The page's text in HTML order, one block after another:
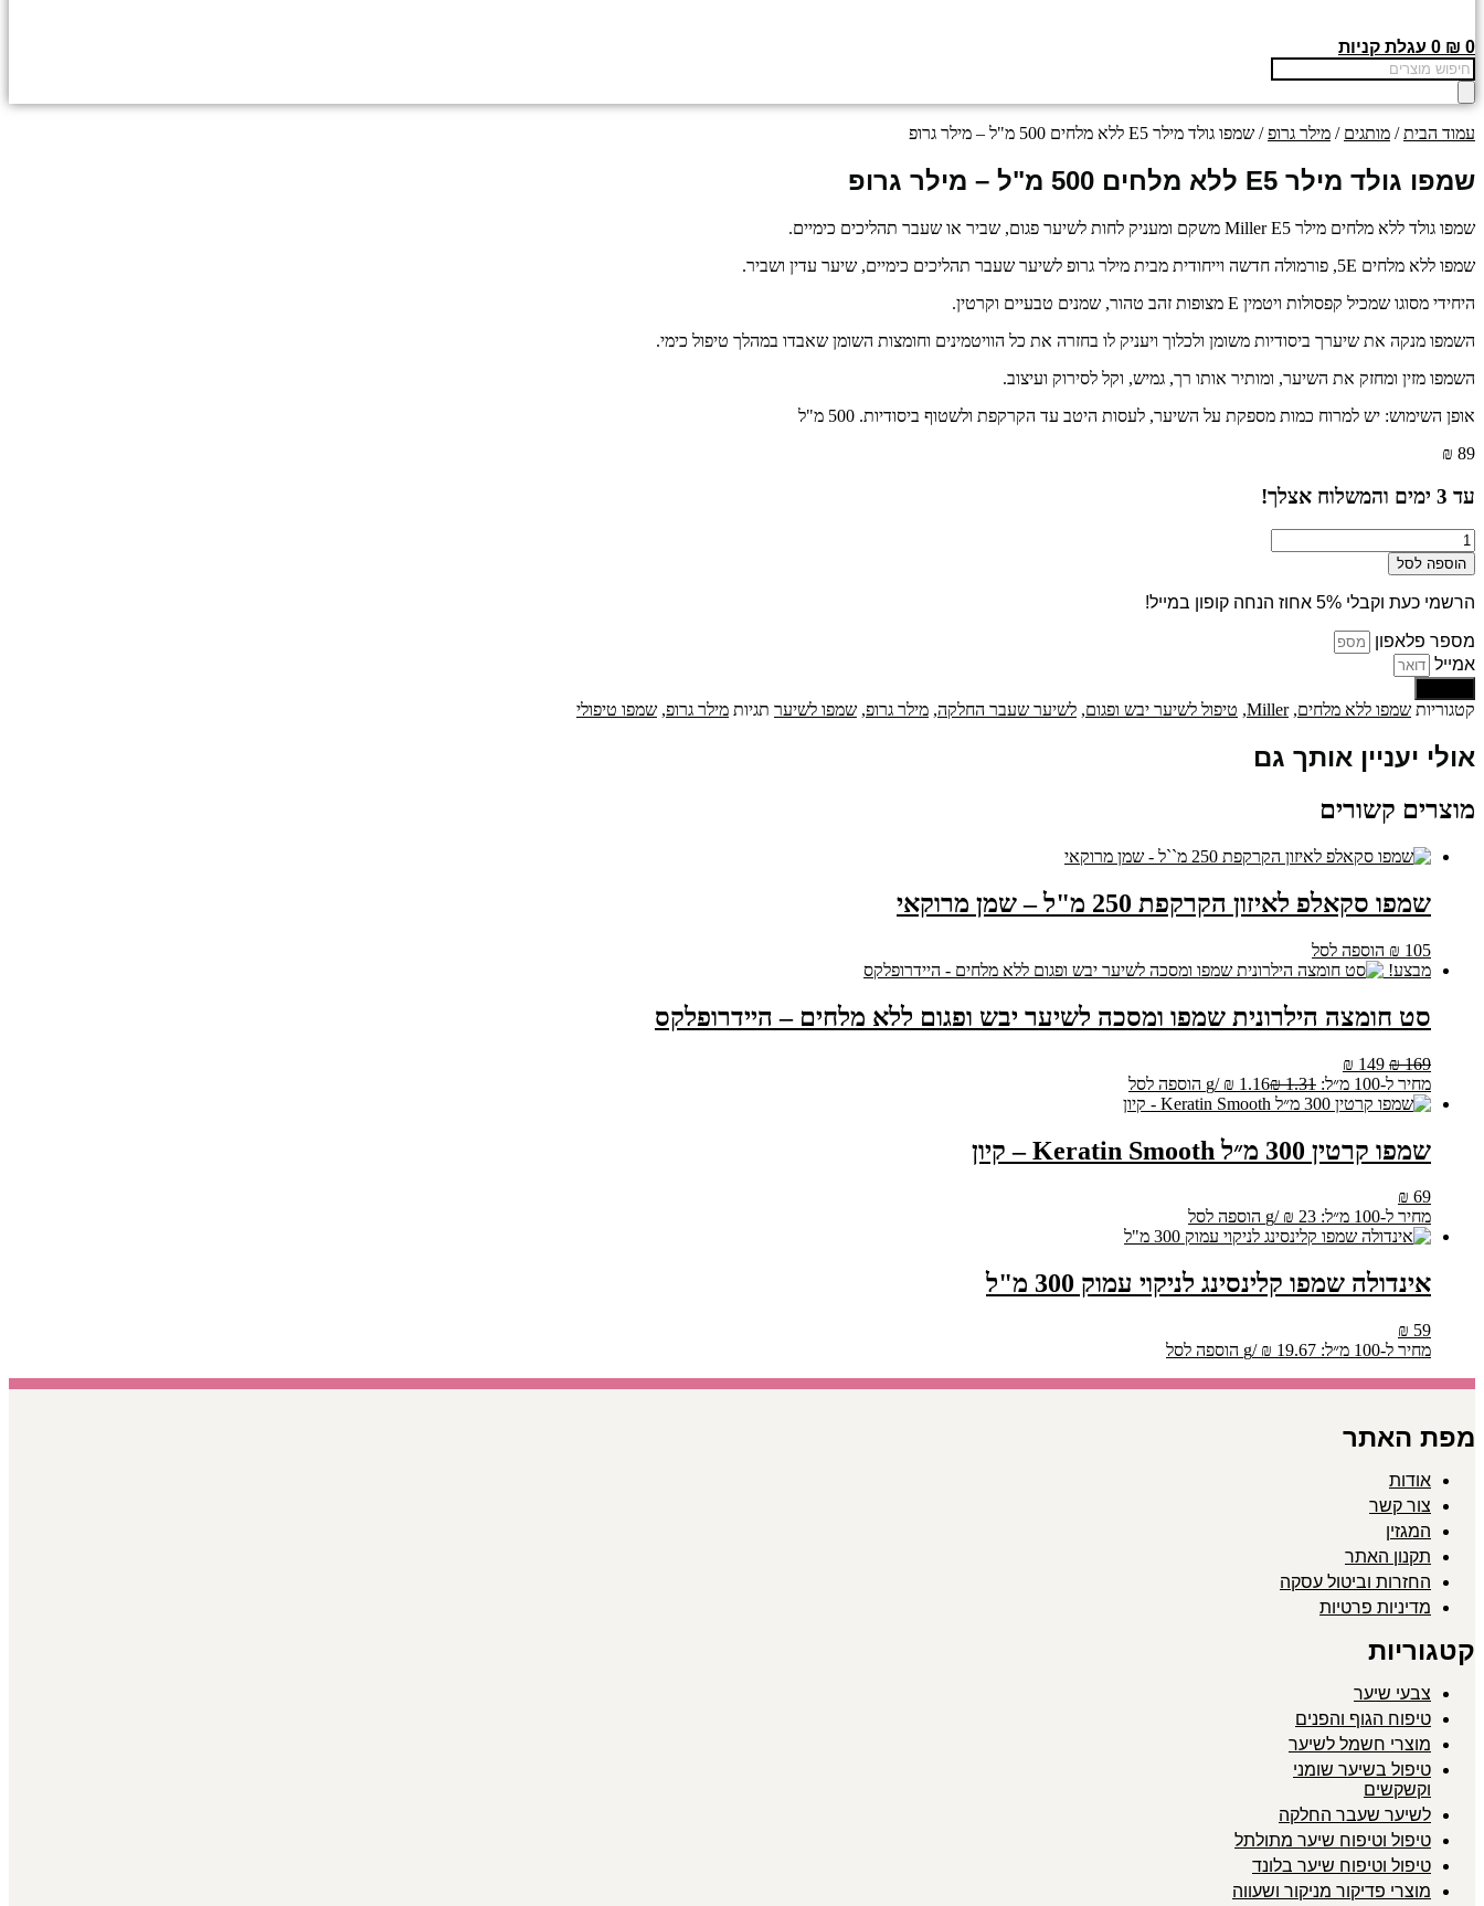
₪ 0
0 עגלת קניות
Products
search
עמוד הבית/ מותגים / מילר גרופ / שמפו גולד מילר E5 ללא מלחים 500 מ"ל – מילר גרופ
שמפו גולד מילר E5 ללא מלחים 500 מ"ל – מילר גרופ
שמפו גולד ללא מלחים מילר Miller E5 משקם ומעניק לחות לשיער פגום, שביר או שעבר תהליכים כימיים.
שמפו ללא מלחים 5E, פורמולה חדשה וייחודית מבית מילר גרופ לשיער שעבר תהליכים כימיים, שיער עדין ושביר.
היחידי מסוגו שמכיל קפסולות ויטמין E מצופות זהב טהור, שמנים טבעיים וקרטין.
השמפו מנקה את שיערך ביסודיות משומן ולכלוך ויעניק לו בחזרה את כל הוויטמינים וחומצות השומן שאבדו במהלך טיפול כימי.
השמפו מזין ומחזק את השיער, ומותיר אותו רך, גמיש, וקל לסירוק ועיצוב.
אופן השימוש: יש למרוח כמות מספקת על השיער, לעסות היטב עד הקרקפת ולשטוף ביסודיות. 500 מ"ל
₪ 89
עד 3 ימים והמשלוח אצלך!
כמות
של
שמפו
גולד
E5
ללא
מלחים
500
מ``ל
מילר
הוספה לסל
הרשמי כעת וקבלי 5% אחוז הנחה קופון במייל!
מספר פלאפון
אמייל
קטגוריות שמפו ללא מלחים,
Miller
, טיפול לשיער יבש ופגום, לשיער שעבר החלקה, מילר גרופ, שמפו לשיער תגיות מילר גרופ, שמפו טיפולי
אולי יעניין אותך גם
מוצרים קשורים
שמפו סקאלפ לאיזון הקרקפת 250 מ"ל – שמן מרוקאי
₪ 105
הוספה לסל
מבצע!
סט חומצה הילרונית שמפו ומסכה לשיער יבש ופגום ללא מלחים – היידרופלקס
₪169
המחיר
המקורי
היה:
₪ 149
הנוכחי
הוא:
מחיר ל-100 מ״ל: ₪1.31
₪ 1.16
/
g הוספה לסל
שמפו קרטין 300 מ״ל Keratin Smooth – קיון
₪ 69
מחיר ל-100 מ״ל:
₪ 23
/
g הוספה לסל
אינדולה שמפו קלינסינג לניקוי עמוק 300 מ"ל
₪ 59
מחיר ל-100 מ״ל:
₪ 19.67
/
g הוספה לסל
מפת האתר
אודות
צור קשר
המגזין
תקנון האתר
החזרות וביטול עסקה
מדיניות פרטיות
קטגוריות
צבעי שיער
טיפוח הגוף והפנים
מוצרי חשמל לשיער
טיפול בשיער שומני
וקשקשים
לשיער שעבר החלקה
טיפול וטיפוח שיער מתולתל
טיפול וטיפוח שיער בלונד
מוצרי פדיקור מניקור ושעווה